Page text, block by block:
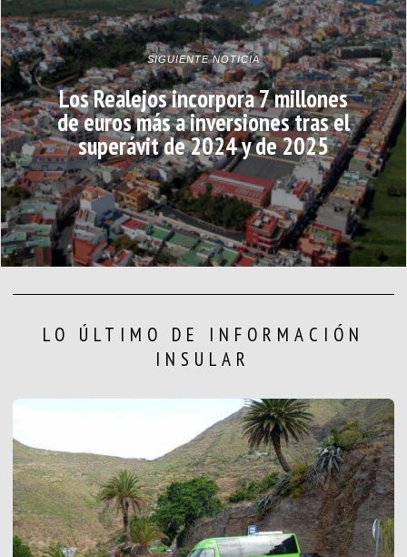
SIGUIENTE NOTICIA
Los Realejos incorpora 7 millones
de euros más a inversiones tras el
superávit de 2024 y de 2025
LO ÚLTIMO DE INFORMACIÓN
INSULAR